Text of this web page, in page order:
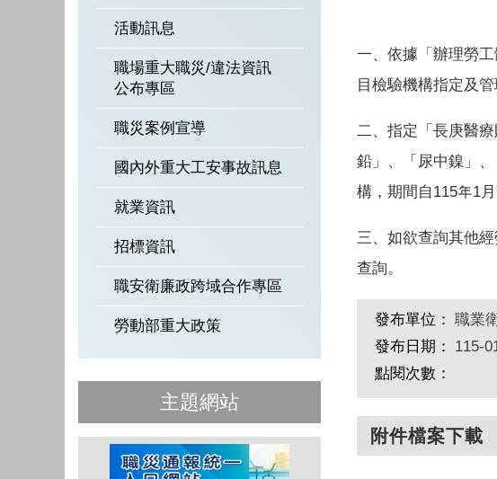
活動訊息
職場重大職災/違法資訊
公布專區
職災案例宣導
國內外重大工安事故訊息
就業資訊
招標資訊
職安衛廉政跨域合作專區
勞動部重大政策
主題網站
一、依據「辦理勞
目檢驗機構指定及
二、指定「長庚醫
鉛」、「尿中鎳」
構，期間自115年1
三、如欲查詢其他
查詢。
發布單位： 職業
發布日期：
115-
點閱次數：
附件檔案下載